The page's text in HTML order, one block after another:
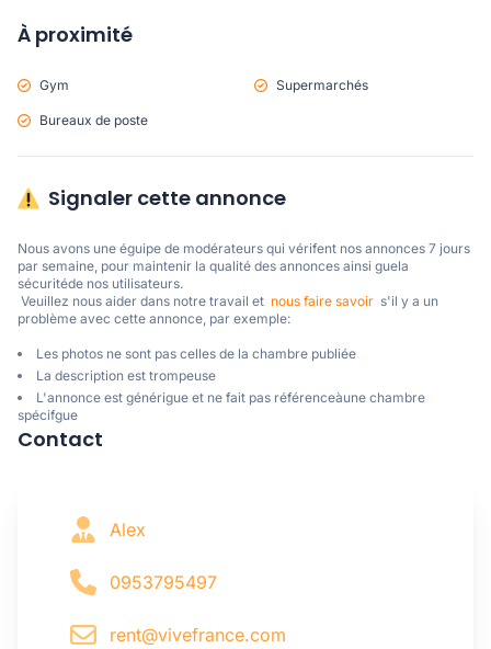
À proximité
Gym Supermarchés
Bureaux de poste
Signaler cette annonce
Nous avons une éguipe de modérateurs qui vérifent nos annonces 7 jours
par semaine, pour maintenir la qualité des annonces ainsi guela
sécuritéde nos utilisateurs.
Veuillez nous aider dans notre travail et nous faire savoir
  s'il y a un
problème avec cette annonce, par exemple:
Les photos ne sont pas celles de la chambre publiée
La description est trompeuse
L'annonce est générigue et ne fait pas référenceàune chambre
spécifgue
Contact
Alex
0953795497
rent@vivefrance.com